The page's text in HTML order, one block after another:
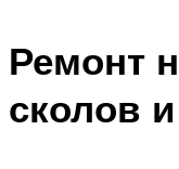
Ремонт
сколов